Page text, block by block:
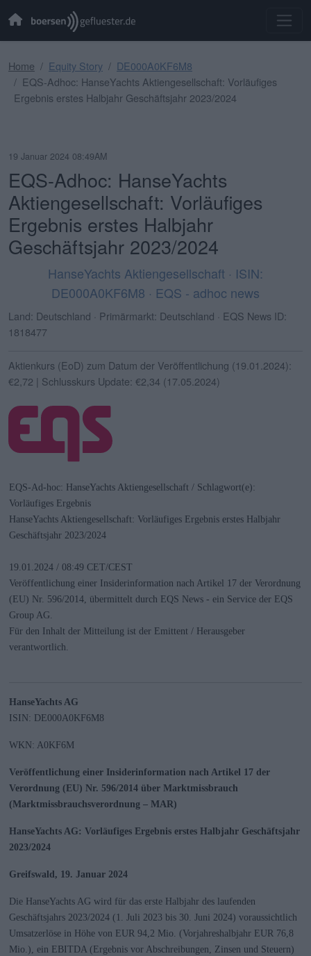
Home Equity Story
DE000A0KF6M8
EQS-Adhoc: HanseYachts Aktiengesellschaft: Vorläufiges
Ergebnis erstes Halbjahr Geschäftsjahr 2023/2024
19 Januar 2024 08:49AM
EQS-Adhoc: HanseYachts
Aktiengesellschaft: Vorläufiges
Ergebnis erstes Halbjahr
Geschäftsjahr 2023/2024
HanseYachts Aktiengesellschaft · ISIN:
DE000A0KF6M8 · EQS - adhoc news
Land: Deutschland · Primärmarkt: Deutschland · EQS News ID:
1818477
Aktienkurs (EoD) zum Datum der Veröffentlichung (19.01.2024):
€2,72 | Schlusskurs Update: €2,34 (17.05.2024)
EQS-Ad-hoc: HanseYachts Aktiengesellschaft / Schlagwort(e):
Vorläufiges Ergebnis
HanseYachts Aktiengesellschaft: Vorläufiges Ergebnis erstes Halbjahr
Geschäftsjahr 2023/2024
19.01.2024 / 08:49 CET/CEST
Veröffentlichung einer Insiderinformation nach Artikel 17 der Verordnung
(EU) Nr. 596/2014, übermittelt durch EQS News - ein Service der EQS
Group AG.
Für den Inhalt der Mitteilung ist der Emittent / Herausgeber
verantwortlich.
HanseYachts AG
ISIN: DE000A0KF6M8
WKN: A0KF6M
Veröffentlichung einer Insiderinformation nach Artikel 17 der
Verordnung (EU) Nr. 596/2014 über Marktmissbrauch
(Marktmissbrauchsverordnung – MAR)
HanseYachts AG: Vorläufiges Ergebnis erstes Halbjahr Geschäftsjahr
2023/2024
Greifswald, 19. Januar 2024
Die HanseYachts AG wird für das erste Halbjahr des laufenden
Geschäftsjahrs 2023/2024 (1. Juli 2023 bis 30. Juni 2024) voraussichtlich
Umsatzerlöse in Höhe von EUR 94,2 Mio. (Vorjahreshalbjahr EUR 76,8
Mio.), ein EBITDA (Ergebnis vor Abschreibungen, Zinsen und Steuern)